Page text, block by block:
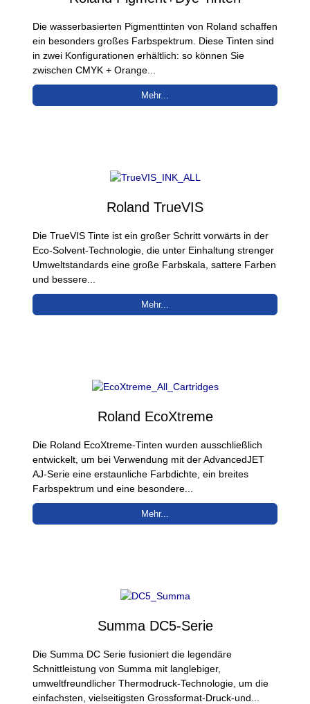
Die wasserbasierten Pigmenttinten von Roland schaffen
ein besonders großes Farbspektrum. Diese Tinten sind
in zwei Konfigurationen erhältlich: so können Sie
zwischen CMYK + Orange...
Mehr...
Roland TrueVIS
Die TrueVIS Tinte ist ein großer Schritt vorwärts in der
Eco-Solvent-Technologie, die unter Einhaltung strenger
Umweltstandards eine große Farbskala, sattere Farben
und bessere...
Mehr...
Roland EcoXtreme
Die Roland EcoXtreme-Tinten wurden ausschließlich
entwickelt, um bei Verwendung mit der AdvancedJET
AJ-Serie eine erstaunliche Farbdichte, ein breites
Farbspektrum und eine besondere...
Mehr...
Summa DC5-Serie
Die Summa DC Serie fusioniert die legendäre
Schnittleistung von Summa mit langlebiger,
umweltfreundlicher Thermodruck-Technologie, um die
einfachsten, vielseitigsten Grossformat-Druck-und...